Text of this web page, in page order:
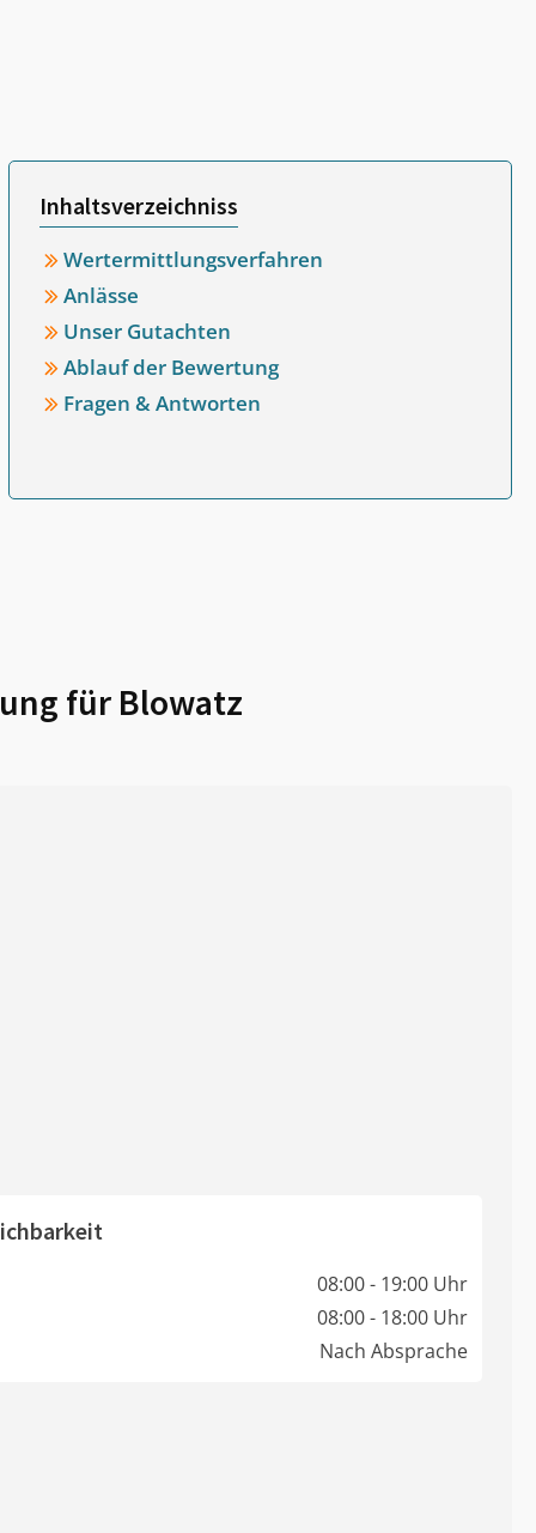
Inhaltsverzeichniss
Wertermittlungsverfahren
Anlässe
Unser Gutachten
Ablauf der Bewertung
Fragen & Antworten
für Blowatz
08:00 - 19:00 Uhr
08:00 - 18:00 Uhr
Nach Absprache